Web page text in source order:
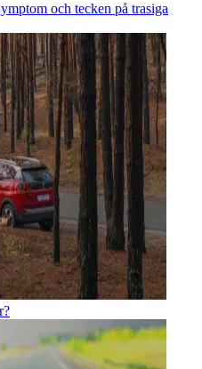
och tecken på trasiga